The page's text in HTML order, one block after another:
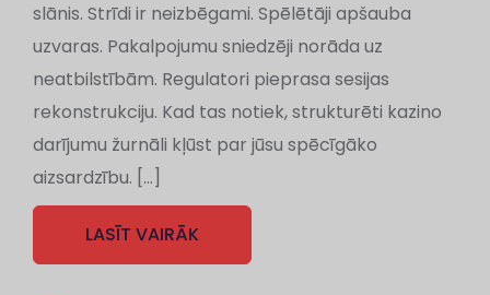
slānis. Strīdi ir neizbēgami. Spēlētāji apšauba
uzvaras. Pakalpojumu sniedzēji norāda uz
neatbilstībām. Regulatori pieprasa sesijas
rekonstrukciju. Kad tas notiek, strukturēti kazino
darījumu žurnāli kļūst par jūsu spēcīgāko
aizsardzību. […]
LASĪT VAIRĀK